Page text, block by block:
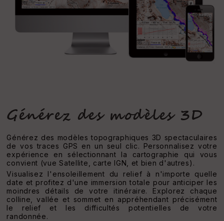
Générez des modèles 3D
Générez des modèles topographiques 3D spectaculaires
de vos traces GPS en un seul clic. Personnalisez votre
expérience en sélectionnant la cartographie qui vous
convient (vue Satellite, carte IGN, et bien d'autres).
Visualisez l'ensoleillement du relief à n'importe quelle
date et profitez d'une immersion totale pour anticiper les
moindres détails de votre itinéraire. Explorez chaque
colline, vallée et sommet en appréhendant précisément
le relief et les difficultés potentielles de votre
randonnée.